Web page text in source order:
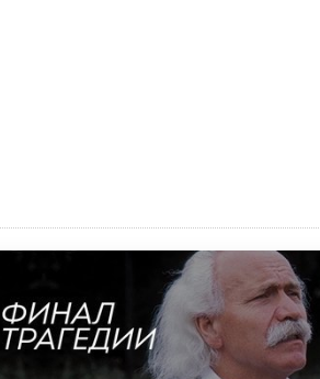
​Объединяя дошкольный мир
8 ИЮНЯ /АНОНС
«Сколково» и ГК «Просвещение»
анонсировали запуск акселератора
технологических решений для всех
уровней образования
8 ИЮНЯ /ЧТО ПРОИСХОДИТ?